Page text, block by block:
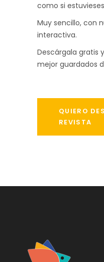
como si
Muy sencillo, con
interactiva.
Descárgala gratis
mejor guardados
QUIERO
REVISTA